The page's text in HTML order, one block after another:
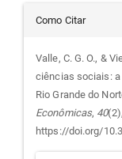
do
artigo
Como Citar
Valle, C. G. O., &
ciências sociais:
Rio Grande do
Econômicas, 40
https://doi.org/